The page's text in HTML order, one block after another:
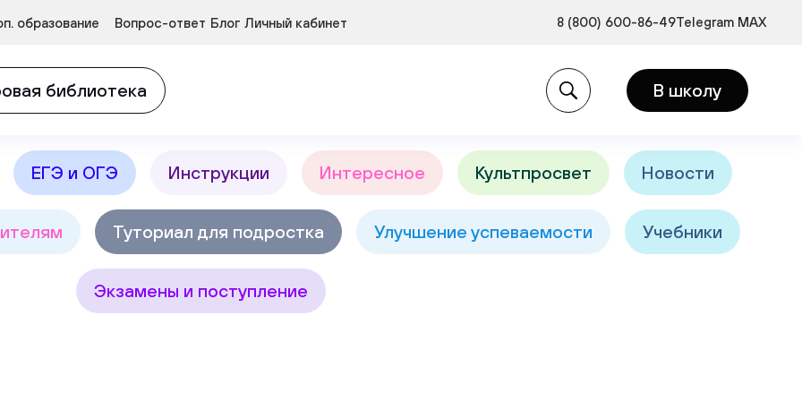
образование
Курсы развития детей 3-5 лет
Вопрос-ответ Блог Личный кабинет 8 (800) 600-86-49Telegram MAX
библиотека В школу
ЕГЭ и ОГЭ Инструкции Интересное Культпросвет Новости
Туториал для подростка Улучшение успеваемости Учебники
Экзамены и поступление